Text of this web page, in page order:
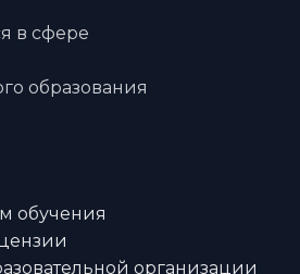
в сфере
образования
обучения
организации